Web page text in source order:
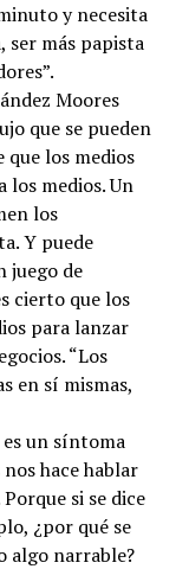
y necesita
más papista
Moores
que se pueden
que los medios
los medios. Un
los
Y puede
juego de
cierto que los
para lanzar
“Los
en sí mismas,
es un síntoma
hace hablar
si se dice
¿por qué se
algo narrable?